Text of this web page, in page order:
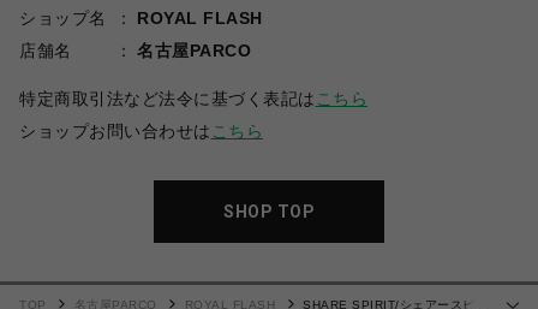
ショップ名
ROYAL FLASH
店舗名
名古屋PARCO
特定商取引法など法令に基づく表記は こちら
ショップお問い合わせは こちら
SHOP TOP
TOP 名古屋PARCO ROYAL FLASH
SHARE SPIRIT/シェアースピリ